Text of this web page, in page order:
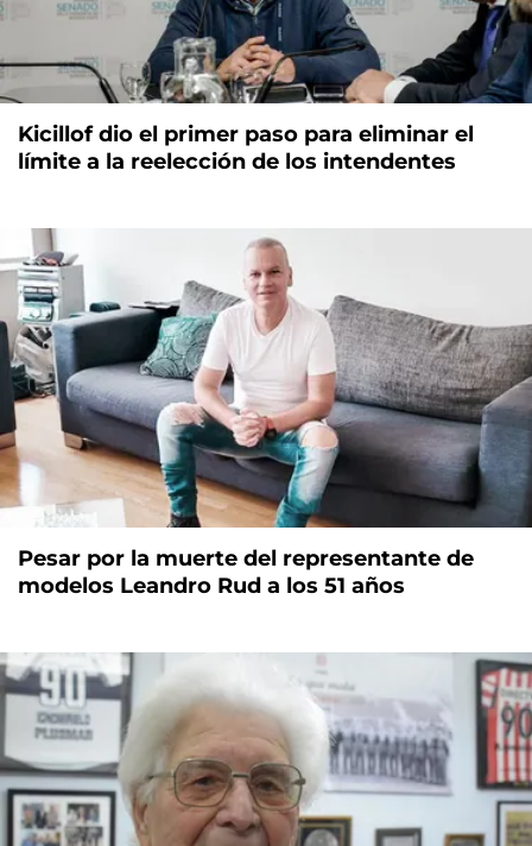
Kicillof dio el primer paso para eliminar el
límite a la reelección de los intendentes
Pesar por la muerte del representante de
modelos Leandro Rud a los 51 años